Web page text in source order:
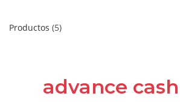
Productos 5
advance